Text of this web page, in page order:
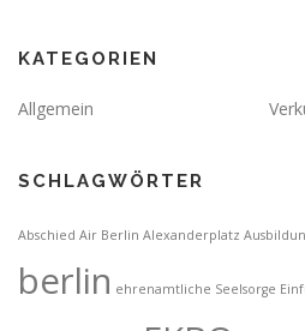
KATEGORIEN
Allgemein
SCHLAGWÖRTER
Abschied Air Berlin Alexanderplatz
berlin ehrenamtliche Seelsorge